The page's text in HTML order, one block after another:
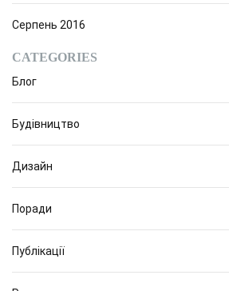
Серпень 2016
CATEGORIES
Блог
Будівництво
Дизайн
Поради
Публікації